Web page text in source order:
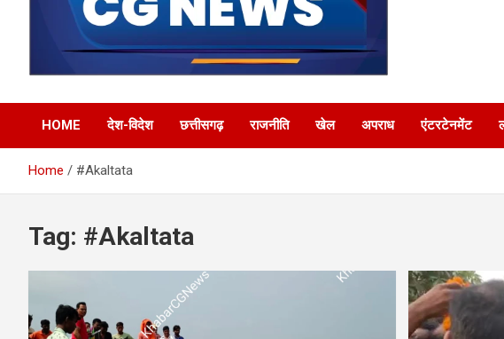
Khabar CG News
HOME देश-विदेश छत्तीसगढ़ राजनीति खेल अपराध एंटरटेनमेंट
Home #Akaltata
Tag: #Akaltata